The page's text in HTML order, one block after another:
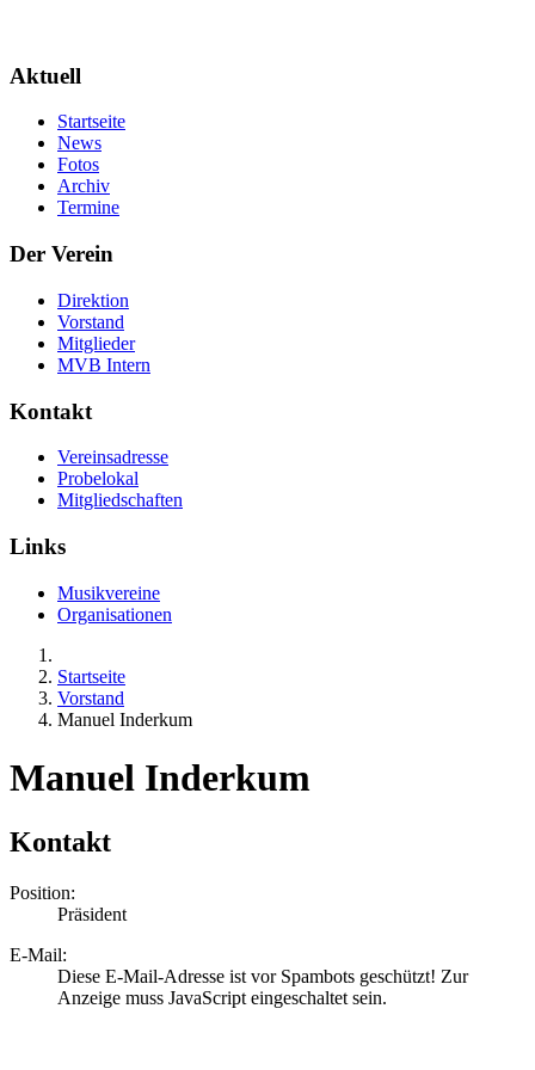
Aktuell
Startseite
News
Fotos
Archiv
Termine
Der Verein
Direktion
Vorstand
Mitglieder
MVB Intern
Kontakt
Vereinsadresse
Probelokal
Mitgliedschaften
Links
Musikvereine
Organisationen
Startseite
Vorstand
Manuel Inderkum
Manuel Inderkum
Kontakt
Position:
Präsident
E-Mail:
Diese E-Mail-Adresse ist vor Spambots geschützt! Zur
Anzeige muss JavaScript eingeschaltet sein.